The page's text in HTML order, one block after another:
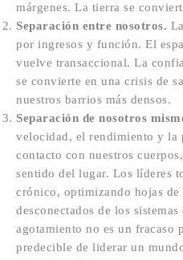
márgenes. La tierra se
Separación entre nosotros.
por ingresos y función. El
vuelve transaccional. La
se convierte en una crisis de
nuestros barrios más densos.
Separación de nosotros
velocidad, el rendimiento y la
contacto con nuestros
sentido del lugar. Los líderes
crónico, optimizando hojas de
desconectados de los
agotamiento no es un fracaso
predecible de liderar un